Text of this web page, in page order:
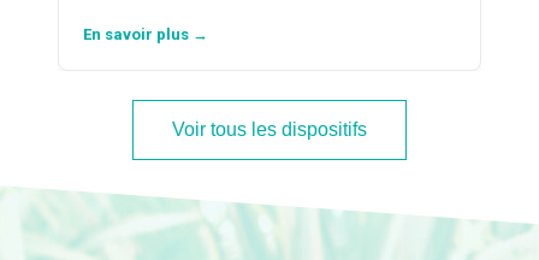
En savoir plus →
Voir tous les dispositifs